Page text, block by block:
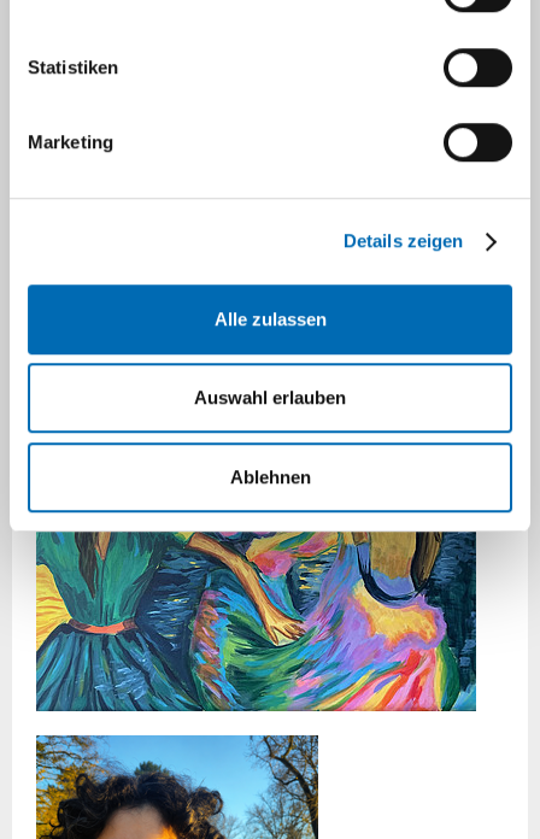
Statistiken
Marketing
Details zeigen
Alle zulassen
Auswahl erlauben
Ablehnen
der Krebs-Selbsthilfe Bundesverband e.V.
Gesamtverband und in der BAG Selbsthilfe.
Im Alltag der Hingabe
Neue Ausstellung in der KMT-